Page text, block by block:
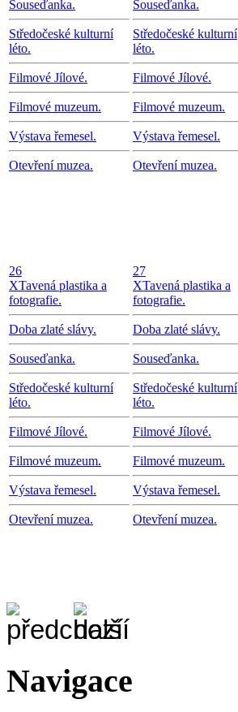
Souseďanka.
Středočeské kulturní
léto.
Filmové Jílové.
Filmové muzeum.
Výstava řemesel.
Otevření muzea.
Souseďanka.
Středočeské kulturní
léto.
Filmové Jílové.
Filmové muzeum.
Výstava řemesel.
Otevření muzea.
26
XTavená plastika a
fotografie.
Doba zlaté slávy.
Souseďanka.
Středočeské kulturní
léto.
Filmové Jílové.
Filmové muzeum.
Výstava řemesel.
Otevření muzea.
27
XTavená plastika a
fotografie.
Doba zlaté slávy.
Souseďanka.
Středočeské kulturní
léto.
Filmové Jílové.
Filmové muzeum.
Výstava řemesel.
Otevření muzea.
Navigace